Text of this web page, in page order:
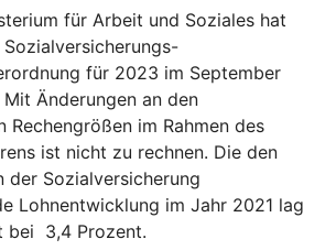
für Arbeit und Soziales hat
für 2023 im September
Änderungen an den
Rechengrößen im Rahmen des
ist nicht zu rechnen. Die den
der Sozialversicherung
Lohnentwicklung im Jahr 2021 lag
bei 3,4 Prozent.